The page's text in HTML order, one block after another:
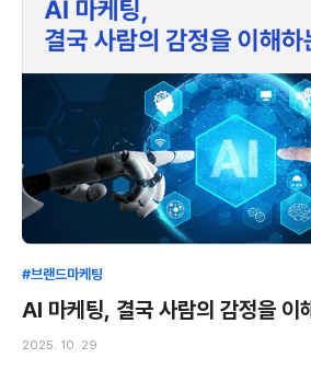
#브랜드마케팅
AI 마케팅, 결국 사람의 감정을 이
2025. 10. 29